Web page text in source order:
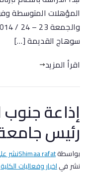
المؤهلات المتوسطة
سوهاج القديمة […]
اقرأ المزيد
إذاعة
رئيس
بواسطةShimaa rafatنشر
نشر فياخبار وفعاليات الكلية